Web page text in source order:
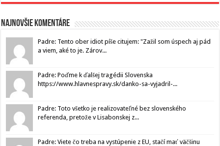
Najnovšie komentáre
Padre: Tento ober idiot píše citujem: "Zažil som úspech aj pád
a viem, aké to je. Zárov...
Padre: Poďme k ďalšej tragédii Slovenska
https://www.hlavnespravy.sk/danko-sa-vyjadril-...
Padre: Toto všetko je realizovateľné bez slovenského
referenda, pretože v Lisabonskej z...
Padre: Viete čo treba na vystúpenie z EU, stačí mať väčšinu